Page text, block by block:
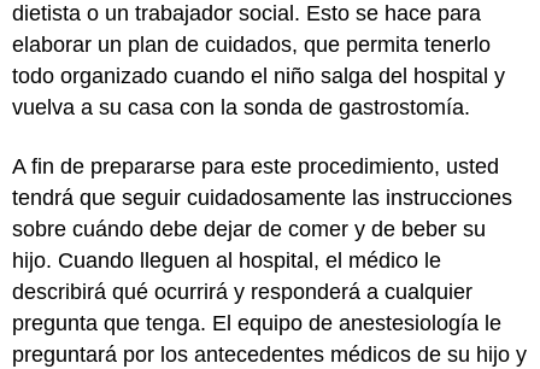
dietista o un trabajador social. Esto se hace para
elaborar un plan de cuidados, que permita tenerlo
todo organizado cuando el niño salga del hospital y
vuelva a su casa con la sonda de gastrostomía.
A fin de prepararse para este procedimiento, usted
tendrá que seguir cuidadosamente las instrucciones
sobre cuándo debe dejar de comer y de beber su
hijo. Cuando lleguen al hospital, el médico le
describirá qué ocurrirá y responderá a cualquier
pregunta que tenga. El equipo de anestesiología le
preguntará por los antecedentes médicos de su hijo y